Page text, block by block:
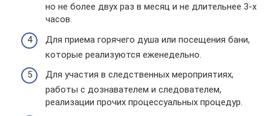
но не более двух раз в месяц и не длительнее 3-х
часов.
Для приема горячего душа или посещения бани,
которые реализуются еженедельно.
Для участия в следственных мероприятиях,
работы с дознавателем и следователем,
реализации прочих процессуальных процедур.